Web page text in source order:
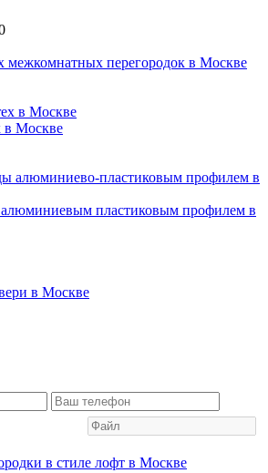
перегородок в Москве
в Москве
пластиковым профилем в
в Москве